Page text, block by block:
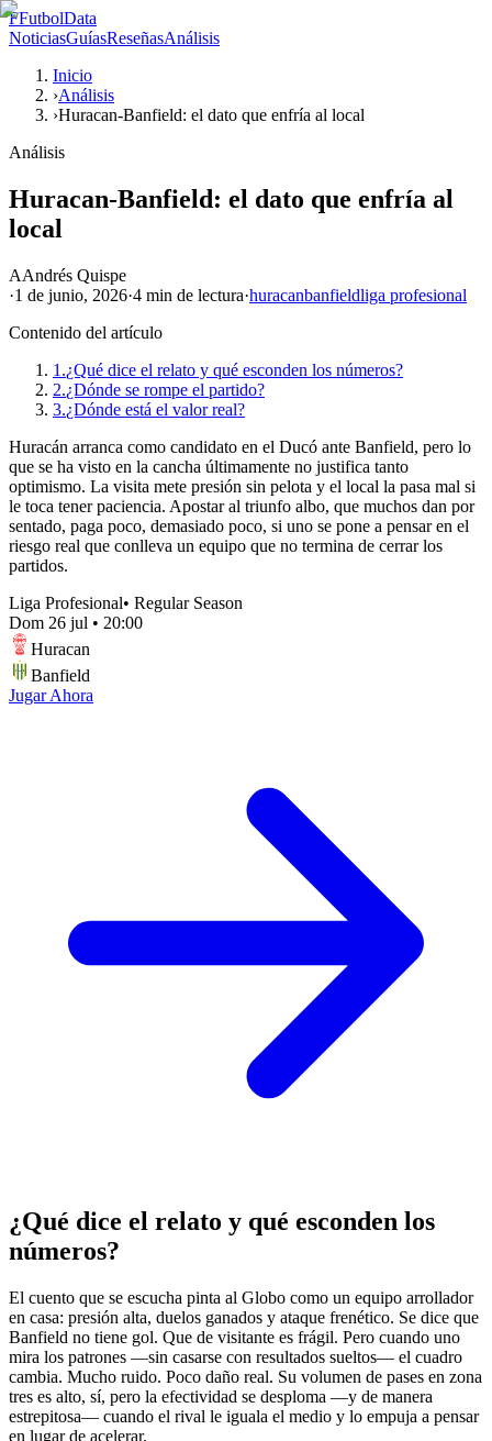
FFutbolData
NoticiasGuíasReseñasAnálisis
Inicio
›Análisis
›Huracan-Banfield: el dato que enfría al local
Análisis
Huracan-Banfield: el dato que enfría al
local
AAndrés Quispe
·1 de junio, 2026·4 min de lectura·huracanbanfieldliga profesional
Contenido del artículo
1.¿Qué dice el relato y qué esconden los números?
2.¿Dónde se rompe el partido?
3.¿Dónde está el valor real?
Huracán arranca como candidato en el Ducó ante Banfield, pero lo
que se ha visto en la cancha últimamente no justifica tanto
optimismo. La visita mete presión sin pelota y el local la pasa mal si
le toca tener paciencia. Apostar al triunfo albo, que muchos dan por
sentado, paga poco, demasiado poco, si uno se pone a pensar en el
riesgo real que conlleva un equipo que no termina de cerrar los
partidos.
Liga Profesional• Regular Season
Dom 26 jul • 20:00
Huracan
Banfield
Jugar Ahora
¿Qué dice el relato y qué esconden los
números?
El cuento que se escucha pinta al Globo como un equipo arrollador
en casa: presión alta, duelos ganados y ataque frenético. Se dice que
Banfield no tiene gol. Que de visitante es frágil. Pero cuando uno
mira los patrones —sin casarse con resultados sueltos— el cuadro
cambia. Mucho ruido. Poco daño real. Su volumen de pases en zona
tres es alto, sí, pero la efectividad se desploma —y de manera
estrepitosa— cuando el rival le iguala el medio y lo empuja a pensar
en lugar de acelerar.